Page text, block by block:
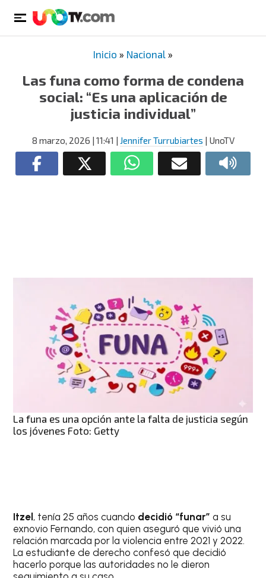
Inicio » Nacional »
Las funa como forma de condena
social: “Es una aplicación de
justicia individual”
8 marzo, 2026 | 11:41 | Jennifer Turrubiartes | UnoTV
La funa es una opción ante la falta de justicia según
los jóvenes Foto: Getty
Itzel, tenía 25 años cuando decidió “funar” a su
exnovio Fernando, con quien aseguró que vivió una
relación marcada por la violencia entre 2021 y 2022.
La estudiante de derecho confesó que decidió
hacerlo porque las autoridades no le dieron